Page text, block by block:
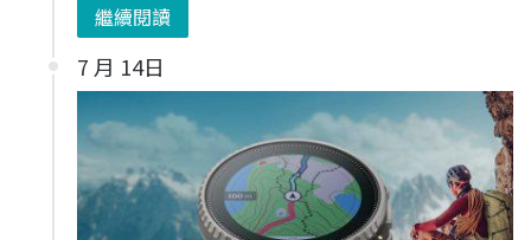
繼續閱讀
7 月 14日